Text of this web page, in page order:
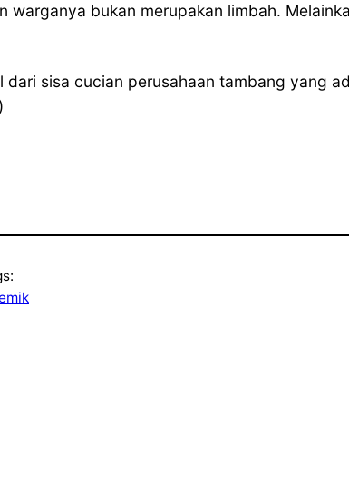
bukan merupakan limbah.
sisa cucian perusahaan tambang yang